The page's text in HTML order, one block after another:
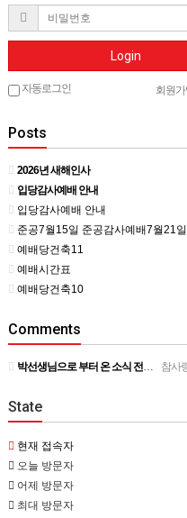
Login
자동로그인 회원가
Posts
2026년 새해인사
입당감사예배 안내
입당감사예배 안내
준공7월15일 준공감사예배7월21일
예배당건축11
예배시간표
예배당건축10
Comments
참사
박선생님으로 부터 온 소식 전합니다. 계속 기도해주시기를 부탁드립니다. ㅡㅡㅡㅡ 목사님 ~ 종양이 아직은 작…
State
현재 접속자
오늘 방문자
어제 방문자
최대 방문자